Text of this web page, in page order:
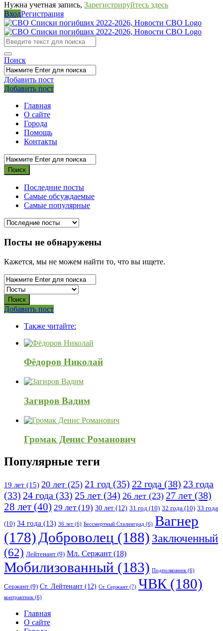
Нужна учетная запись, Зарегистрируйтесь здесь
ВходРегистрация
СВО
Списки
погибших
2022-
2026,
Новости
СВО
Поиск
Добавить пост
Мобильное
меню
Выйти
Добавить пост
Главная
О сайте
Города
Помощь
Контакты
Последние посты
Самые обсуждаемые
Самые популярные
Посты не обнаружены
Кажется, мы не можем найти то, что вы ищете.
Боковая
Добавить пост
120x600Также читайте:
Фёдоров Николай
Загиров Вадим
Громак Денис Романович
Популярные теги
19 лет (15) 20 лет (25) 21 год (35) 22 года (38) 23 года
(33) 24 года (33) 25 лет (34) 26 лет (23) 27 лет (38)
28 лет (40) 29 лет(19) 30 лет (12) 31 год (10) 32 года (10) 33 года
(10) 34 года (13) 36 лет (6) Бессмертный Сталинград (6) Вагнер
(178) Доброволец (188) Заключенный
(62) Лейтенант (9) Мл. Сержант (18)
Мобилизованный (183) Подполковник (6)
Сержант (9) Ст. Лейтенант (12) Ст. Сержант (7) ЧВК (180)
контрактник (6)
Исследовать
Главная
О сайте